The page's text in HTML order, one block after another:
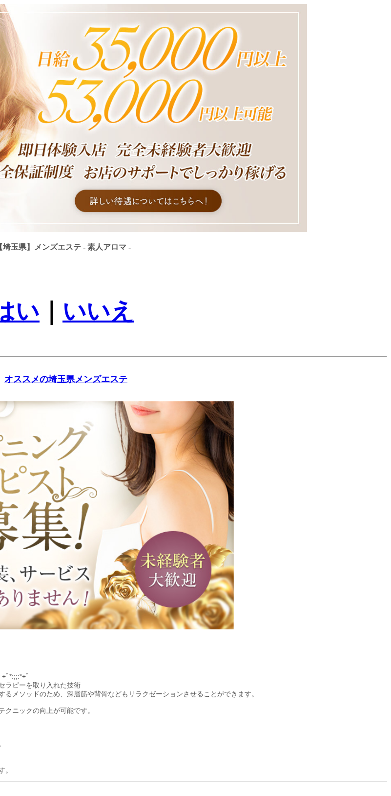
埼玉県】メンズエステ - 素人アロマ -
い いいえ
オススメの埼玉県メンズエステ
ﾟ*:;;:*+ﾟ
ラピーを取り入れた技術
メソッドのため、深層筋や背骨などもリラクゼーションさせることができます。
ニックの向上が可能です。
。